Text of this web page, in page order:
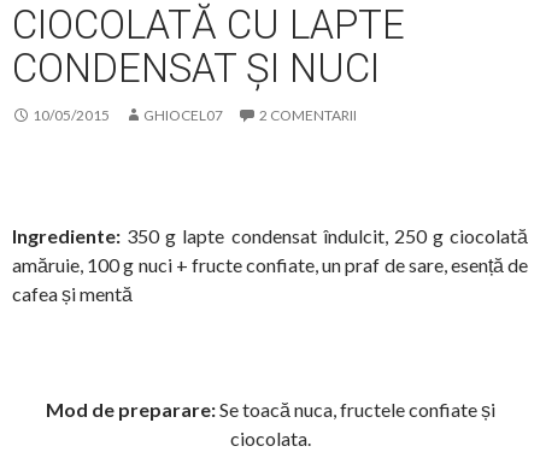
CIOCOLATĂ CU LAPTE
CONDENSAT ȘI NUCI
10/05/2015 GHIOCEL07 2 COMENTARII
Ingrediente: 350 g lapte condensat îndulcit, 250 g ciocolată
amăruie, 100 g nuci + fructe confiate, un praf de sare, esență de
cafea și mentă
Mod de preparare:Se toacă nuca, fructele confiate și
ciocolata.